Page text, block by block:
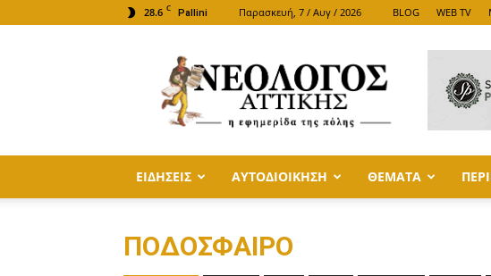
28.6 C Pallini Παρασκευή, 7 / Αυγ / 2026 BLOG WEB TV
ΑΤΤΙΚΗΣ
ΕΙΔΗΣΕΙΣ ΑΥΤΟΔΙΟΙΚΗΣΗ ΘΕΜΑΤΑ
ΠΟΔΟΣΦΑΙΡΟ